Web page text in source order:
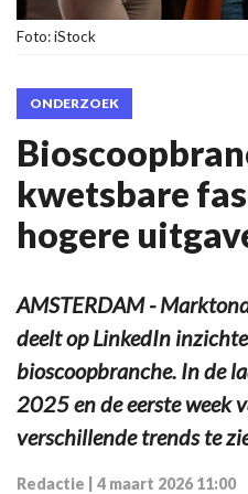
Foto: iStock
ONDERZOEK
kwetsbare
hogere
AMSTERDAM -
deelt op LinkedIn
bioscoopbranche. In de
2025 en de eerste week
verschillende trends te
Redactie 4 maart 2026 11:00